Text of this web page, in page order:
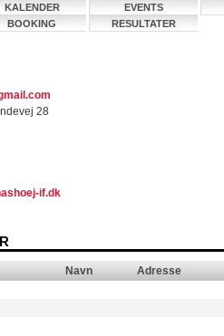
KALENDER
EVENTS
BOOKING RESULTATER
28
if.dk
Navn
Adresse